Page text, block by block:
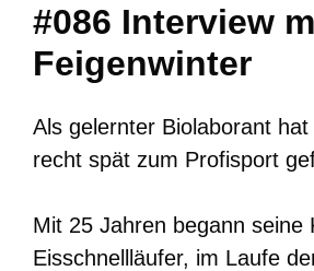
#086 Interview
Feigenwinter
Als gelernter Biolaborant
recht spät zum Profisport
Mit 25 Jahren begann seine
Eisschnellläufer, im Laufe